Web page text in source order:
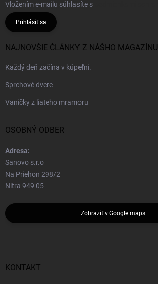
Vložením e-mailu súhlasíte s
Prihlásiť sa
NAJNOVŠIE ČLÁNKY Z NÁŠHO MAGAZÍNU
Každý deň začína v kúpeľni.
Sprchové dvere
Vaničky z liateho mramoru
OSOBNÝ ODBER
Adresa:
Sanovo s.r.o
Na Priehon 298/2
Nitra 949 05
Zobraziť v Google maps
KONTAKT